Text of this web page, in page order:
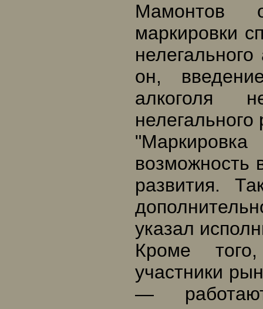
Мамонтов
маркировки
он,
алкоголя
нелегального
возможность
развития.
указал
Кроме
участники
—